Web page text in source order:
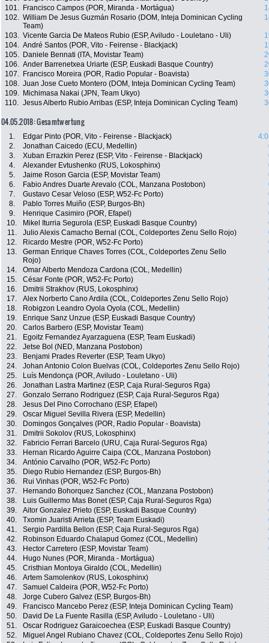
101.
Francisco Campos (POR, Miranda - Mortágua)
102. William De Jesus Guzmán Rosario (DOM, Inteja Dominican Cycling
Team)
103. Vicente Garcia De Mateos Rubio (ESP, Aviludo - Louletano - Uli)
104. André Santos (POR, Vito - Feirense - Blackjack)
105.
Daniele Bennati (ITA, Movistar Team)
106. Ander Barrenetxea Uriarte (ESP, Euskadi Basque Country)
107.
Francisco Moreira (POR, Radio Popular - Boavista)
108. Juan Jose Cueto Montero (DOM, Inteja Dominican Cycling Team)
109.
Michimasa Nakai (JPN, Team Ukyo)
110. Jesus Alberto Rubio Arribas (ESP, Inteja Dominican Cycling Team)
04.05.2018: Gesamtwertung
1. Edgar Pinto (POR, Vito - Feirense - Blackjack)
2.
Jonathan Caicedo (ECU, Medellin)
3.
Xuban Errazkin Perez (ESP, Vito - Feirense - Blackjack)
4.
Alexander Evtushenko (RUS, Lokosphinx)
5.
Jaime Roson Garcia (ESP, Movistar Team)
6.
Fabio Andres Duarte Arevalo (COL, Manzana Postobon)
7.
Gustavo Cesar Veloso (ESP, W52-Fc Porto)
8.
Pablo Torres Muiño (ESP, Burgos-Bh)
9.
Henrique Casimiro (POR, Efapel)
10.
Mikel Iturria Segurola (ESP, Euskadi Basque Country)
11.
Julio Alexis Camacho Bernal (COL, Coldeportes Zenu Sello Rojo)
12.
Ricardo Mestre (POR, W52-Fc Porto)
13.
German Enrique Chaves Torres (COL, Coldeportes Zenu Sello
Rojo)
14. Omar Alberto Mendoza Cardona (COL, Medellin)
15.
César Fonte (POR, W52-Fc Porto)
16.
Dmitrii Strakhov (RUS, Lokosphinx)
17.
Alex Norberto Cano Ardila (COL, Coldeportes Zenu Sello Rojo)
18.
Robigzon Leandro Oyola Oyola (COL, Medellin)
19.
Enrique Sanz Unzue (ESP, Euskadi Basque Country)
20.
Carlos Barbero (ESP, Movistar Team)
21.
Egoitz Fernandez Ayarzaguena (ESP, Team Euskadi)
22.
Jetse Bol (NED, Manzana Postobon)
23.
Benjami Prades Reverter (ESP, Team Ukyo)
24.
Johan Antonio Colon Buelvas (COL, Coldeportes Zenu Sello Rojo)
25.
Luís Mendonça (POR, Aviludo - Louletano - Uli)
26.
Jonathan Lastra Martinez (ESP, Caja Rural-Seguros Rga)
27.
Gonzalo Serrano Rodriguez (ESP, Caja Rural-Seguros Rga)
28.
Jesus Del Pino Corrochano (ESP, Efapel)
29.
Oscar Miguel Sevilla Rivera (ESP, Medellin)
30.
Domingos Gonçalves (POR, Radio Popular - Boavista)
31.
Dmitrii Sokolov (RUS, Lokosphinx)
32.
Fabricio Ferrari Barcelo (URU, Caja Rural-Seguros Rga)
33.
Hernan Ricardo Aguirre Caipa (COL, Manzana Postobon)
34.
António Carvalho (POR, W52-Fc Porto)
35.
Diego Rubio Hernandez (ESP, Burgos-Bh)
36.
Rui Vinhas (POR, W52-Fc Porto)
37.
Hernando Bohorquez Sanchez (COL, Manzana Postobon)
38.
Luis Guillermo Mas Bonet (ESP, Caja Rural-Seguros Rga)
39.
Aitor Gonzalez Prieto (ESP, Euskadi Basque Country)
40.
Txomin Juaristi Arrieta (ESP, Team Euskadi)
41.
Sergio Pardilla Bellon (ESP, Caja Rural-Seguros Rga)
42.
Robinson Eduardo Chalapud Gomez (COL, Medellin)
43.
Hector Carretero (ESP, Movistar Team)
44.
Hugo Nunes (POR, Miranda - Mortágua)
45.
Cristhian Montoya Giraldo (COL, Medellin)
46.
Artem Samolenkov (RUS, Lokosphinx)
47.
Samuel Caldeira (POR, W52-Fc Porto)
48.
Jorge Cubero Galvez (ESP, Burgos-Bh)
49.
Francisco Mancebo Perez (ESP, Inteja Dominican Cycling Team)
50.
David De La Fuente Rasilla (ESP, Aviludo - Louletano - Uli)
51.
Oscar Rodriguez Garaicoechea (ESP, Euskadi Basque Country)
52.
Miguel Angel Rubiano Chavez (COL, Coldeportes Zenu Sello Rojo)